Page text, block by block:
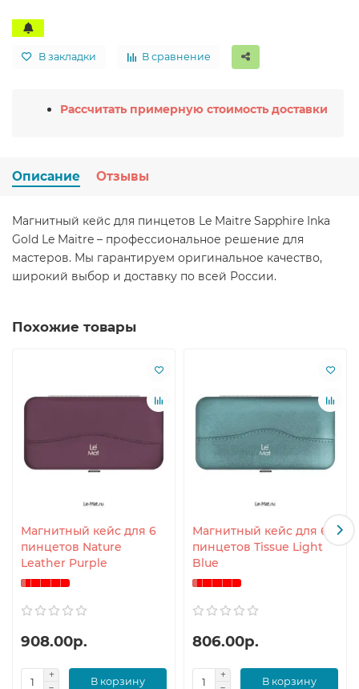
В закладки В сравнение
Рассчитать примерную стоимость доставки
Описание Отзывы
Магнитный кейс для пинцетов Le Maitre Sapphire Inka
Gold Le Maitre – профессиональное решение для
мастеров. Мы гарантируем оригинальное качество,
широкий выбор и доставку по всей России.
Похожие товары
Магнитный кейс для 6
пинцетов Nature
Leather Purple
908.00р.
В корзину
Магнитный кейс для 6
пинцетов Tissue Light
Blue
806.00р.
В корзину